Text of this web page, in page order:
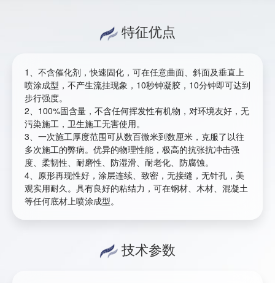
特征优点
1、不含催化剂，快速固化，可在任意曲面、斜面及垂直上
喷涂成型，不产生流挂现象，10秒钟凝胶，10分钟即可达到
步行强度。
2、100%固含量，不含任何挥发性有机物，对环境友好，无
污染施工，卫生施工无害使用。
3、一次施工厚度范围可从数百微米到数厘米，克服了以往
多次施工的弊病。优异的物理性能，极高的抗张抗冲击强
度、柔韧性、耐磨性、防湿滑、耐老化、防腐蚀。
4、原形再现性好，涂层连续、致密，无接缝，无针孔，美
观实用耐久。具有良好的粘结力，可在钢材、木材、混凝土
等任何底材上喷涂成型。
技术参数